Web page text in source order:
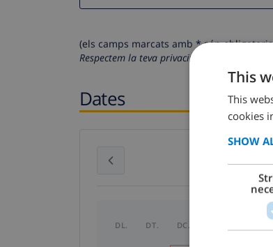
(els camps marcats amb * són
Respectem la teva privacitat. Les teves
Dates
juliol 2026
DL. DT. DC.
This
This
cookies
SHOW